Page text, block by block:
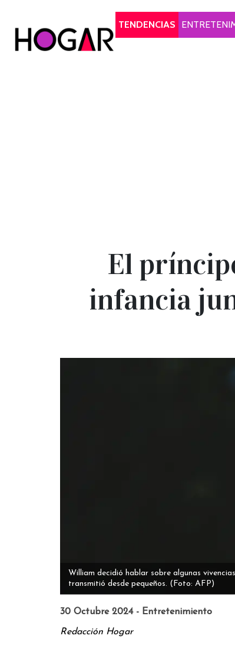
TENDENCIAS
El
infancia
William decidió hablar sobre algunas
transmitió desde pequeños. (Foto: AFP)
30 Octubre 2024 - Entretenimiento
Redacción Hogar